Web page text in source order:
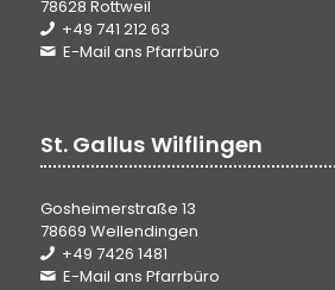
78628 Rottweil
+49 741 212 63
E-Mail ans Pfarrbüro
St. Gallus Wilflingen
Gosheimerstraße 13
78669 Wellendingen
+49 7426 1481
E-Mail ans Pfarrbüro